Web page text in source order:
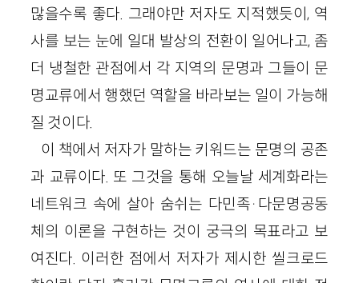
많을수록 좋다. 그래야만 저자도 지적했듯이, 역
사를 보는 눈에 일대 발상의 전환이 일어나고, 좀
더 냉철한 관점에서 각 지역의 문명과 그들이 문
명교류에서 행했던 역할을 바라보는 일이 가능해
질 것이다.
이 책에서 저자가 말하는 키워드는 문명의 공존
과 교류이다. 또 그것을 통해 오늘날 세계화라는
네트워크 속에 살아 숨쉬는 다민족·다문명공동
체의 이론을 구현하는 것이 궁극의 목표라고 보
여진다. 이러한 점에서 저자가 제시한 씰크로드